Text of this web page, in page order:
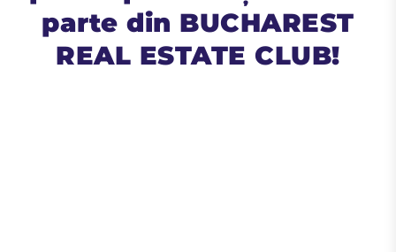
parte din BUCHAREST
REAL ESTATE CLUB!